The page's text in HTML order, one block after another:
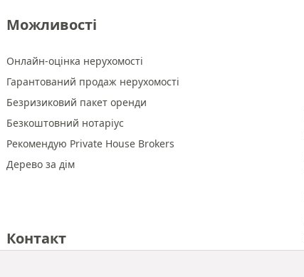
Можливості
Онлайн-оцінка нерухомості
Гарантований продаж нерухомості
Безризиковий пакет оренди
Безкоштовний нотаріус
Рекомендую Private House Brokers
Дерево за дім
Контакт